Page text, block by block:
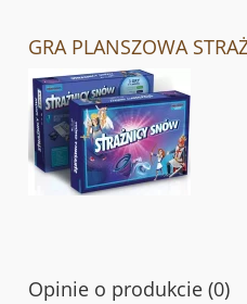
GRA PLANSZOWA
Opinie o produkcie (0)